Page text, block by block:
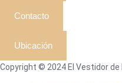
Contacto
Ubicación
Copyright © 2024 El Vestidor de